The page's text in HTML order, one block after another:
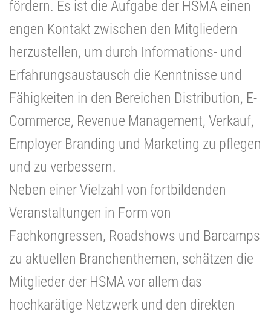
fördern. Es ist die Aufgabe der HSMA einen
engen Kontakt zwischen den Mitgliedern
herzustellen, um durch Informations- und
Erfahrungsaustausch die Kenntnisse und
Fähigkeiten in den Bereichen Distribution, E-
Commerce, Revenue Management, Verkauf,
Employer Branding und Marketing zu pflegen
und zu verbessern.
Neben einer Vielzahl von fortbildenden
Veranstaltungen in Form von
Fachkongressen, Roadshows und Barcamps
zu aktuellen Branchenthemen, schätzen die
Mitglieder der HSMA vor allem das
hochkarätige Netzwerk und den direkten